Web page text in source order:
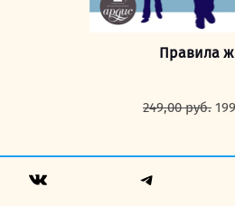
Правила
249,00руб.